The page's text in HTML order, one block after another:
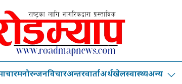
मनोरन्जनविचारअन्तरवार्ताअर्थखेलस्वास्थ्यअन्य